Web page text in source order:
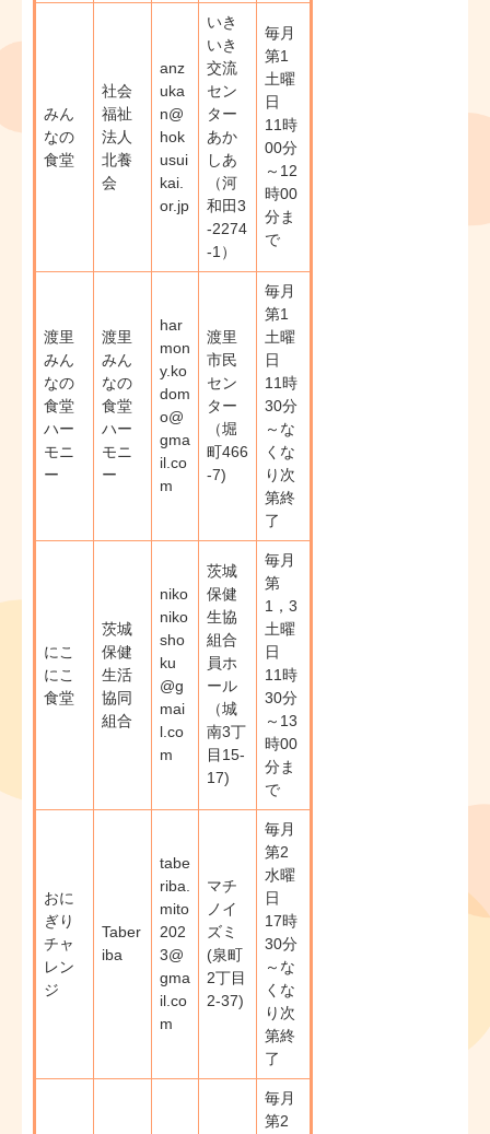
みん
なの
食堂
社会
福祉
法人
北養
会
anz
uka
n@
hok
usui
kai.
or.jp
いき
いき
交流
セン
ター
あか
しあ
（河
和田3
-2274
-1）
毎月
第1
土曜
日
11時
00分
～12
時00
分​ま
で
渡里
みん
なの
食堂
ハー
モニ
ー
渡里
みん
なの
食堂
ハー
モニ
ー
har
mon
y.ko
dom
o@
gma
il.co
m
渡里
市民
セン
ター
（堀
町466
-7)
毎月
第1
土曜
日
11時
30分
～な
くな
り次
第終
了
にこ
にこ
食堂
茨城
保健
生活
協同
組合
niko
niko
sho
ku
@g
mai
l.co
m
茨城
保健
生協
組合
員ホ
ール
（城
南3丁
目15-
17)
毎月
第
1，3
土曜
日
11時
30分
～13
時00
分ま
で
おに
ぎり
チャ
レン
ジ
Taber
iba
tabe
riba.
mito
202
3@
gma
il.co
m
マチ
ノイ
ズミ
(泉町
2丁目
2-37)
毎月
第2
水曜
日
17時
30分
～な
くな
り次
第終
了
毎月
第2